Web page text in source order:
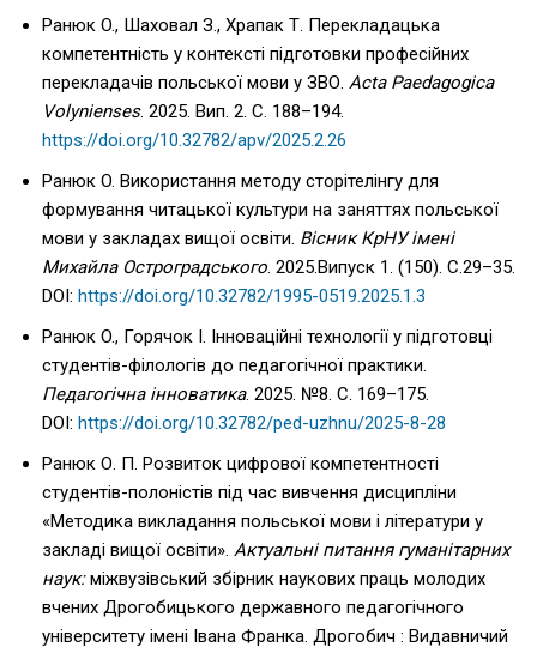
Ранюк O., Шаховал З., Храпак Т. Перекладацька
компетентність у контексті підготовки професійних
перекладачів польської мови у ЗВО. Acta Paedagogica
Volynienses. 2025. Вип. 2. С. 188–194.
https://doi.org/10.32782/apv/2025.2.26
Ранюк O. Використання методу сторітелінгу для
формування читацької культури на заняттях польської
мови у закладах вищої освіти. Вісник КрНУ імені
Михайла Остроградського. 2025.Випуск 1. (150). С.29–35.
DOI: https://doi.org/10.32782/1995-0519.2025.1.3
Ранюк O., Горячок І. Інноваційні технології у підготовці
студентів-філологів до педагогічної практики.
Педагогічна інноватика. 2025. №8. С. 169–175.
DOI: https://doi.org/10.32782/ped-uzhnu/2025-8-28
Ранюк О. П. Розвиток цифрової компетентності
студентів-полоністів під час вивчення дисципліни
«Методика викладання польської мови і літератури у
закладі вищої освіти». Актуальні питання гуманітарних
наук:міжвузівський збірник наукових праць молодих
вчених Дрогобицького державного педагогічного
університету імені Івана Франка. Дрогобич : Видавничий